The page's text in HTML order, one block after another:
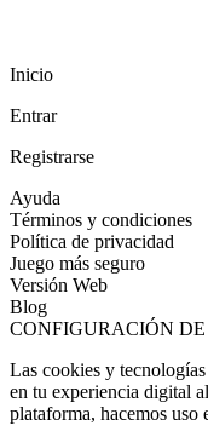
Inicio
Entrar
Registrarse
Ayuda
Términos y condiciones
Política de privacidad
Juego más seguro
Versión Web
Blog
CONFIGURACIÓN
Las cookies y
en tu experiencia digital
plataforma, hacemos uso